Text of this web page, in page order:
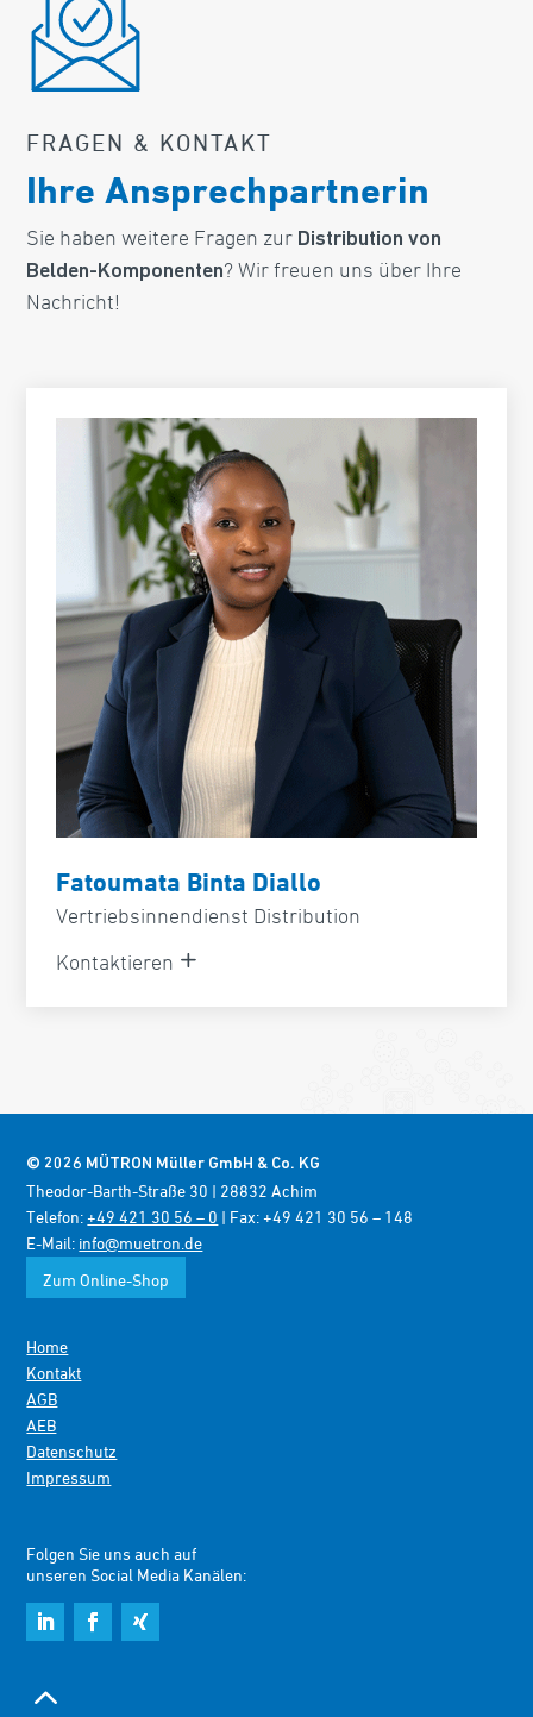
FRAGEN & KONTAKT
Ihre Ansprechpartnerin
Sie haben weitere Fragen zur Distribution von
Belden-Komponenten? Wir freuen uns über Ihre
Nachricht!
Fatoumata Binta Diallo
Vertriebsinnendienst Distribution
Kontaktieren
© 2026 MÜTRON Müller GmbH & Co. KG
Theodor-Barth-Straße 30 | 28832 Achim
Telefon:+49 421 30 56 – 0 | Fax: +49 421 30 56 – 148
E-Mail: info@muetron.de
Zum Online-Shop
Home
Kontakt
AGB
AEB
Datenschutz
Impressum
Folgen Sie uns auch auf
unseren Social Media Kanälen:
2